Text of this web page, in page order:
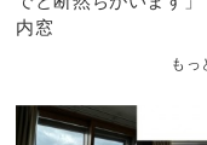
内窓
もっ